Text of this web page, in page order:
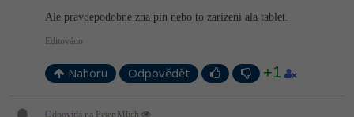
Ale pravdepodobne zna pin nebo to zarizeni ala tablet.
Editováno
Nahoru Odpovědět +1
Odpovídá na Peter Mlich